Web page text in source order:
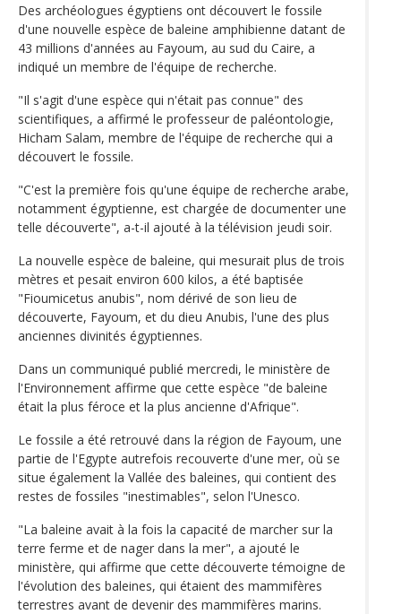
Des archéologues égyptiens ont découvert le fossile
d'une nouvelle espèce de baleine amphibienne datant de
43 millions d'années au Fayoum, au sud du Caire, a
indiqué un membre de l'équipe de recherche.
"Il s'agit d'une espèce qui n'était pas connue" des
scientifiques, a affirmé le professeur de paléontologie,
Hicham Salam, membre de l'équipe de recherche qui a
découvert le fossile.
"C'est la première fois qu'une équipe de recherche arabe,
notamment égyptienne, est chargée de documenter une
telle découverte", a-t-il ajouté à la télévision jeudi soir.
La nouvelle espèce de baleine, qui mesurait plus de trois
mètres et pesait environ 600 kilos, a été baptisée
"Fioumicetus anubis", nom dérivé de son lieu de
découverte, Fayoum, et du dieu Anubis, l'une des plus
anciennes divinités égyptiennes.
Dans un communiqué publié mercredi, le ministère de
l'Environnement affirme que cette espèce "de baleine
était la plus féroce et la plus ancienne d'Afrique".
Le fossile a été retrouvé dans la région de Fayoum, une
partie de l'Egypte autrefois recouverte d'une mer, où se
situe également la Vallée des baleines, qui contient des
restes de fossiles "inestimables", selon l'Unesco.
"La baleine avait à la fois la capacité de marcher sur la
terre ferme et de nager dans la mer", a ajouté le
ministère, qui affirme que cette découverte témoigne de
l'évolution des baleines, qui étaient des mammifères
terrestres avant de devenir des mammifères marins.